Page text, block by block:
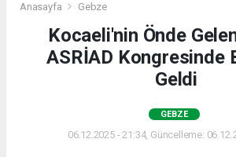
Anasayfa Gebze
Kocaeli'nin Önde
ASRİAD Kongresinde
Geldi
GEBZE
06.12.2025 - 21:34, Güncelleme: